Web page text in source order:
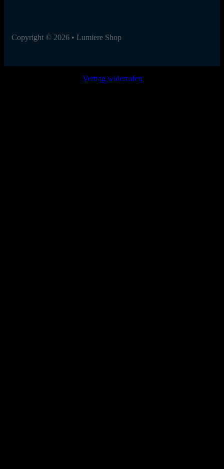
Copyright © 2026 • Lumiere Shop
Vertrag widerrufen